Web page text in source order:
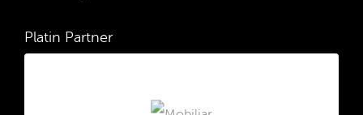
Platin Partner